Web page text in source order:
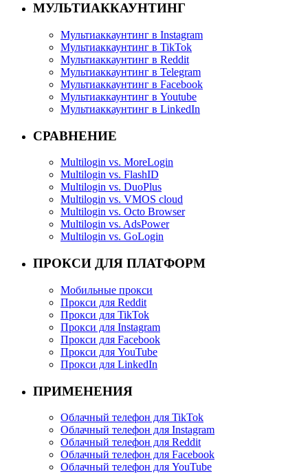
МУЛЬТИАККАУНТИНГ
Мультиаккаунтинг в Instagram
Мультиаккаунтинг в TikTok
Мультиаккаунтинг в Reddit
Мультиаккаунтинг в Telegram
Мультиаккаунтинг в Facebook
Мультиаккаунтинг в Youtube
Мультиаккаунтинг в LinkedIn
СРАВНЕНИЕ
Multilogin vs. MoreLogin
Multilogin vs. FlashID
Multilogin vs. DuoPlus
Multilogin vs. VMOS cloud
Multilogin vs. Octo Browser
Multilogin vs. AdsPower
Multilogin vs. GoLogin
ПРОКСИ ДЛЯ ПЛАТФОРМ
Мобильные прокси
Прокси для Reddit
Прокси для TikTok
Прокси для Instagram
Прокси для Facebook
Прокси для YouTube
Прокси для LinkedIn
ПРИМЕНЕНИЯ
Облачный телефон для TikTok
Облачный телефон для Instagram
Облачный телефон для Reddit
Облачный телефон для Facebook
Облачный телефон для YouTube